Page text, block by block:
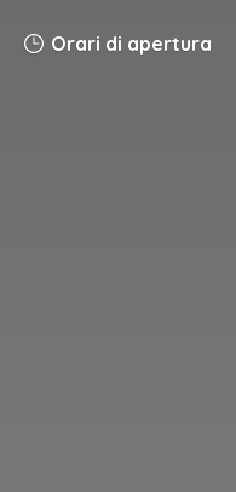
Orari di apertura